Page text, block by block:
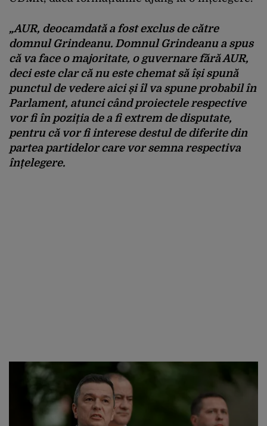
„AUR, deocamdată a fost exclus de către
domnul Grindeanu. Domnul Grindeanu a spus
că va face o majoritate, o guvernare fără AUR,
deci este clar că nu este chemat să își spună
punctul de vedere aici și îl va spune probabil în
Parlament, atunci când proiectele respective
vor fi în poziția de a fi extrem de disputate,
pentru că vor fi interese destul de diferite din
partea partidelor care vor semna respectiva
înțelegere.